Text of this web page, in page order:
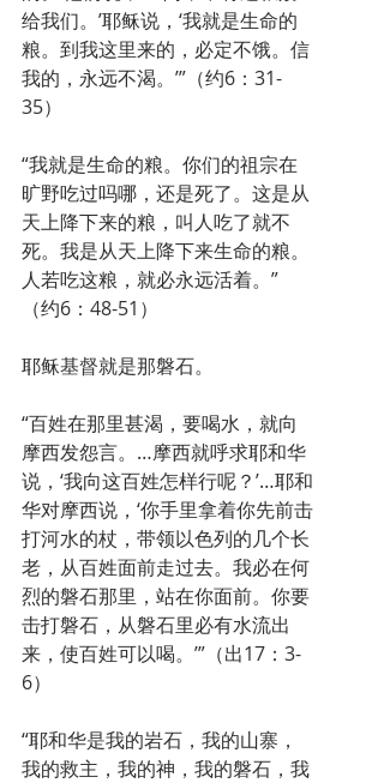
给我们。’耶稣说，‘我就是生命的
粮。到我这里来的，必定不饿。信
我的，永远不渴。’”（约6：31-
35）
“我就是生命的粮。你们的祖宗在
旷野吃过吗哪，还是死了。这是从
天上降下来的粮，叫人吃了就不
死。我是从天上降下来生命的粮。
人若吃这粮，就必永远活着。”
（约6：48-51）
耶稣基督就是那磐石。
“百姓在那里甚渴，要喝水，就向
摩西发怨言。…摩西就呼求耶和华
说，‘我向这百姓怎样行呢？’…耶和
华对摩西说，‘你手里拿着你先前击
打河水的杖，带领以色列的几个长
老，从百姓面前走过去。我必在何
烈的磐石那里，站在你面前。你要
击打磐石，从磐石里必有水流出
来，使百姓可以喝。’”（出17：3-
6）
“耶和华是我的岩石，我的山寨，
我的救主，我的神，我的磐石，我